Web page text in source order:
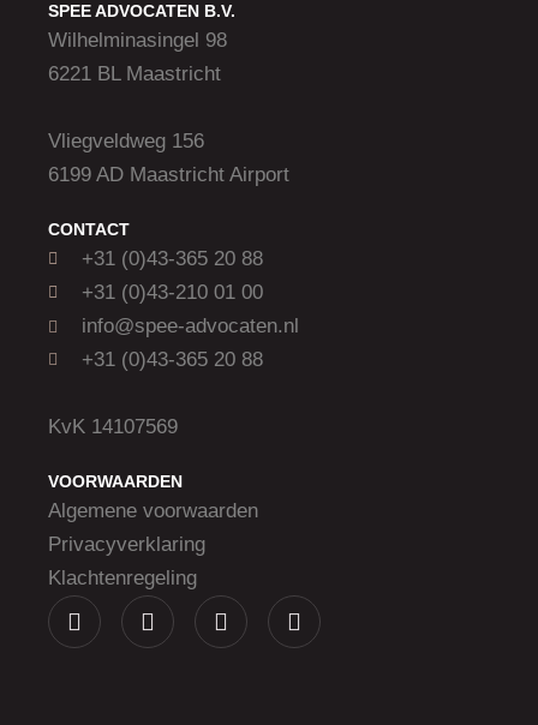
SPEE ADVOCATEN B.V.
Wilhelminasingel 98
6221 BL Maastricht
Vliegveldweg 156
6199 AD Maastricht Airport
CONTACT
+31 (0)43-365 20 88
+31 (0)43-210 01 00
info@spee-advocaten.nl
+31 (0)43-365 20 88
KvK 14107569
VOORWAARDEN
Algemene voorwaarden
Privacyverklaring
Klachtenregeling